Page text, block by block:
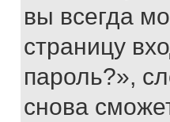
вы всегда
страницу
пароль?»,
снова